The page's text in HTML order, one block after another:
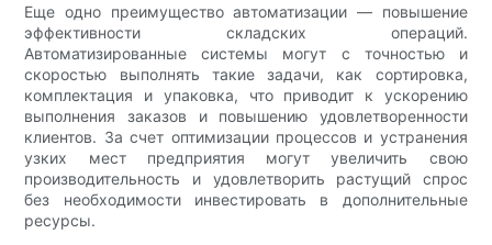
Еще одно преимущество автоматизации — повышение
эффективности складских операций.
Автоматизированные системы могут с точностью и
скоростью выполнять такие задачи, как сортировка,
комплектация и упаковка, что приводит к ускорению
выполнения заказов и повышению удовлетворенности
клиентов. За счет оптимизации процессов и устранения
узких мест предприятия могут увеличить свою
производительность и удовлетворить растущий спрос
без необходимости инвестировать в дополнительные
ресурсы.